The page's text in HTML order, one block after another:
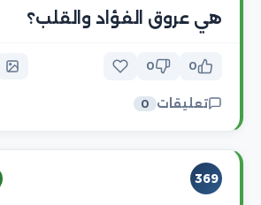
هي عروق الفؤاد والقلب؟
0
0
تعليقات 0
369